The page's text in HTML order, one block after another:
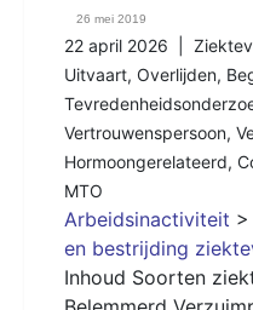
26 mei 2019
22 april 2026 |
Uitvaart, Overlijden,
Vertrouwenspersoon,
Hormoongerelateerd,
MTO
Arbeidsinactiviteit >
en bestrijding
Inhoud Soorten